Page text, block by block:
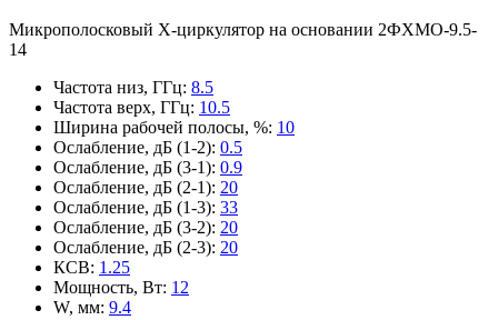
Микрополосковый X-циркулятор на основании 2ФХМО-9.5-
14
Частота низ, ГГц: 8.5
Частота верх, ГГц: 10.5
Ширина рабочей полосы, %: 10
Ослабление, дБ (1-2): 0.5
Ослабление, дБ (3-1): 0.9
Ослабление, дБ (2-1): 20
Ослабление, дБ (1-3): 33
Ослабление, дБ (3-2): 20
Ослабление, дБ (2-3): 20
КСВ: 1.25
Мощность, Вт: 12
W, мм: 9.4